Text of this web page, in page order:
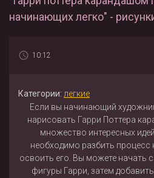
начинающих легко" -
10:12
Категории: легкие
Если вы начинающий
нарисовать Гарри Поттера
множество интересных
необходимо разбить процесс
освоить его. Вы можете начать
фигуры Гарри, затем